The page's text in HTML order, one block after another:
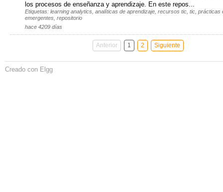
los procesos de enseñanza y aprendizaje. En este repos...
Etiquetas: learning analytics, analíticas de aprendizaje, recursos tic, tic, prácticas
emergentes, repositorio
hace 4209 días
Anterior 1 2 Siguiente
Creado con Elgg